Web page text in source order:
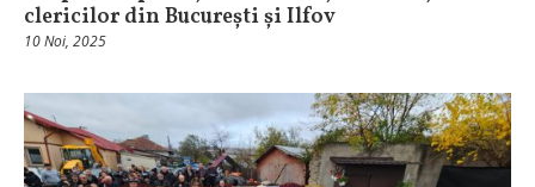
clericilor din București și Ilfov
10 Noi, 2025